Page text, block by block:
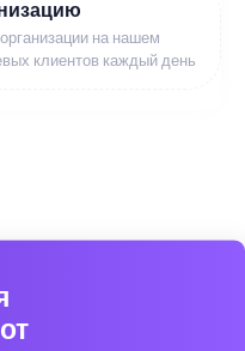
на нашем
клиентов каждый день